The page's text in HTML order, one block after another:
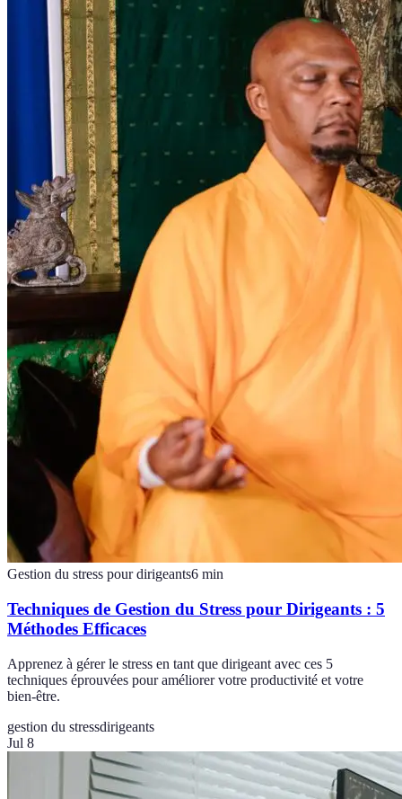
Gestion du stress pour dirigeants6 min
Techniques de Gestion du Stress pour Dirigeants : 5
Méthodes Efficaces
Apprenez à gérer le stress en tant que dirigeant avec ces 5
techniques éprouvées pour améliorer votre productivité et votre
bien-être.
gestion du stressdirigeants
Jul 8